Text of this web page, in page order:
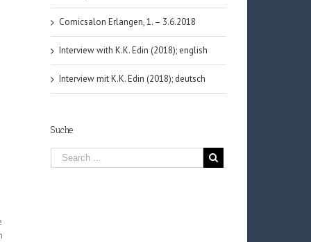
Comicsalon Erlangen, 1. – 3.6.2018
Interview with K.K. Edin (2018); english
Interview mit K.K. Edin (2018); deutsch
Suche